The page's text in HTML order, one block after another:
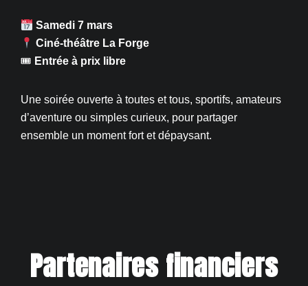
Samedi 7 mars
Ciné-théâtre La Forge
🎟 Entrée à prix libre
Une soirée ouverte à toutes et tous, sportifs, amateurs
d’aventure ou simples curieux, pour partager
ensemble un moment fort et dépaysant.
Partenaires financiers